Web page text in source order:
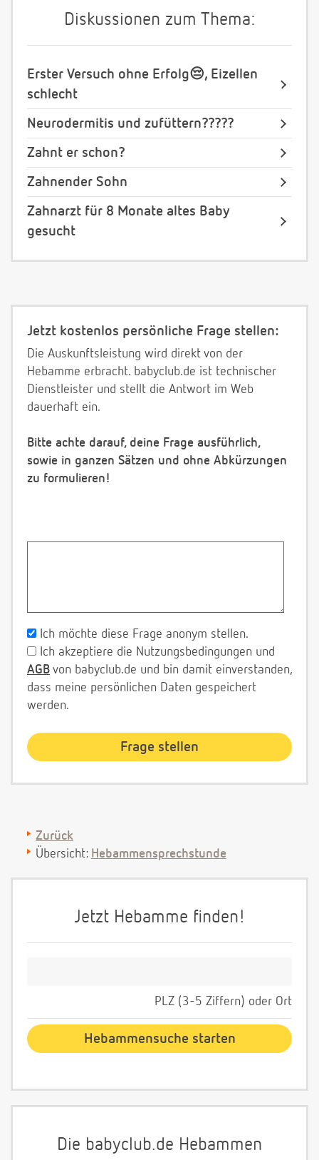
Diskussionen zum Thema:
Erster Versuch ohne Erfolg😔, Eizellen
schlecht
Neurodermitis und zufüttern?????
Zahnt er schon?
Zahnender Sohn
Zahnarzt für 8 Monate altes Baby
gesucht
Jetzt kostenlos persönliche Frage stellen:
Die Auskunftsleistung wird direkt von der
Hebamme erbracht. babyclub.de ist technischer
Dienstleister und stellt die Antwort im Web
dauerhaft ein.
Bitte achte darauf, deine Frage ausführlich,
sowie in ganzen Sätzen und ohne Abkürzungen
zu formulieren!
Ich möchte diese Frage anonym stellen.
Ich akzeptiere die Nutzungsbedingungen und
AGB von babyclub.de und bin damit einverstanden,
dass meine persönlichen Daten gespeichert
werden.
Zurück
Übersicht: Hebammensprechstunde
Jetzt Hebamme finden!
PLZ (3-5 Ziffern) oder Ort
Die babyclub.de Hebammen